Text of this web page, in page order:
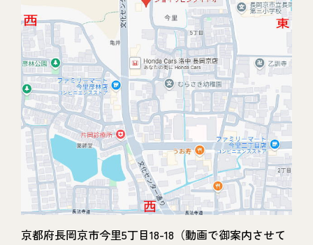
京都府長岡京市今里5丁目18-18（動画で御案内させて